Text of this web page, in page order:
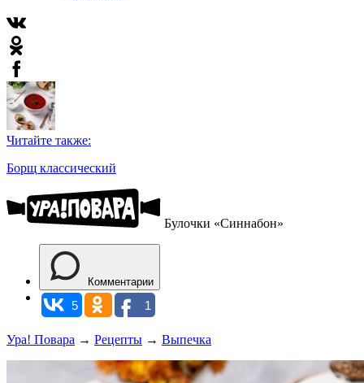
Читайте также:
Борщ классический
Булочки «Синнабон»
Комментарии
5
1
Ура! Повара → Рецепты → Выпечка